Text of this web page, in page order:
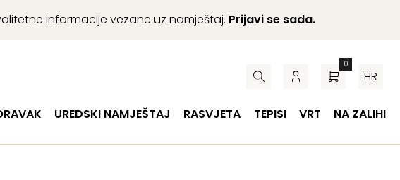
informacije vezane uz namještaj. Prijavi se sada.
0
HR
UREDSKI NAMJEŠTAJ RASVJETA TEPISI VRT NA ZALIHI